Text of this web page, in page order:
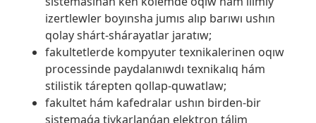
izertlewler boyınsha jumıs alıp barıwı ushın
qolay shárt-shárayatlar jaratıw;
fakultetlerde kompyuter texnikalerinen oqıw
processinde paydalanıwdı texnikalıq hám
stilistik tárepten qollap-quwatlaw;
fakultet hám kafedralar ushın birden-bir
sistemaǵa tiykarlanǵan elektron tálim